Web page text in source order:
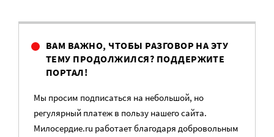
ВАМ ВАЖНО, ЧТОБЫ РАЗГОВОР НА ЭТУ
ТЕМУ ПРОДОЛЖИЛСЯ? ПОДДЕРЖИТЕ
ПОРТАЛ!
Мы просим подписаться на небольшой, но
регулярный платеж в пользу нашего сайта.
Милосердие.ru работает благодаря добровольным